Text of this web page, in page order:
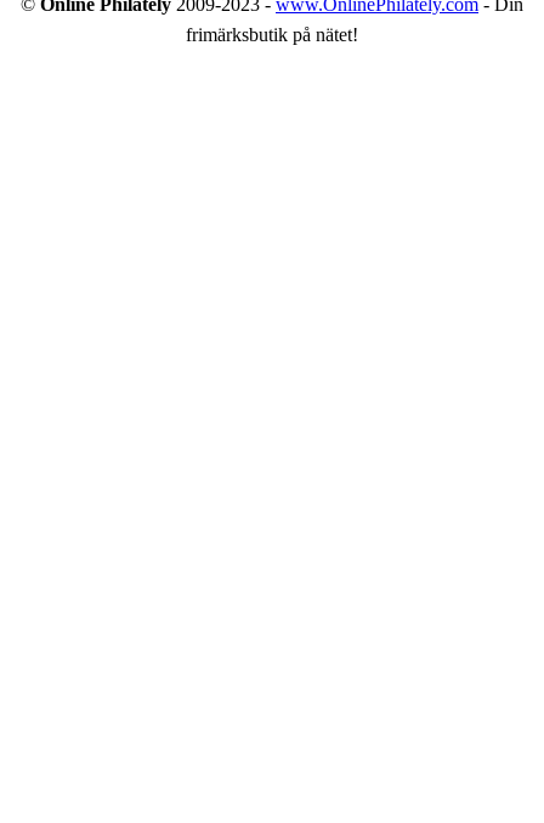
frimärksbutik på nätet!